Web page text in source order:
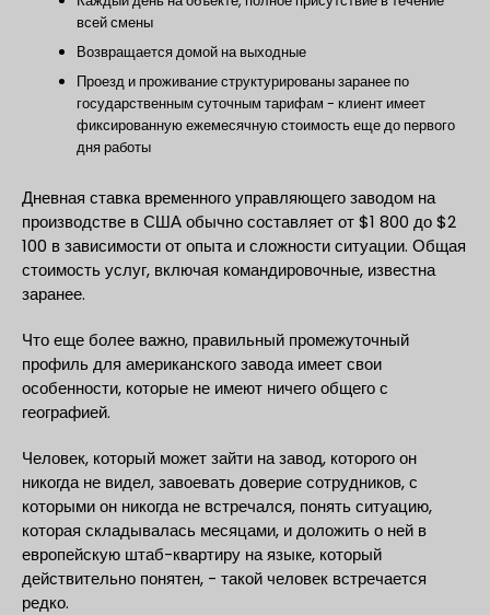
всей смены
Возвращается домой на выходные
Проезд и проживание структурированы заранее по
государственным суточным тарифам - клиент имеет
фиксированную ежемесячную стоимость еще до первого
дня работы
Дневная ставка временного управляющего заводом на
производстве в США обычно составляет от $1 800 до $2
100 в зависимости от опыта и сложности ситуации. Общая
стоимость услуг, включая командировочные, известна
заранее.
Что еще более важно, правильный промежуточный
профиль для американского завода имеет свои
особенности, которые не имеют ничего общего с
географией.
Человек, который может зайти на завод, которого он
никогда не видел, завоевать доверие сотрудников, с
которыми он никогда не встречался, понять ситуацию,
которая складывалась месяцами, и доложить о ней в
европейскую штаб-квартиру на языке, который
действительно понятен, - такой человек встречается
редко.